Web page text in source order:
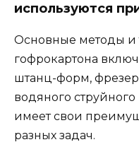
используются
Основные методы и
гофрокартона
штанц-форм,
водяного
имеет свои
разных задач.